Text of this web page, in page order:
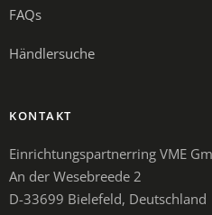
FAQs
Händlersuche
KONTAKT
Einrichtungspartnerring VME
An der Wesebreede 2
D-33699 Bielefeld, Deutschland